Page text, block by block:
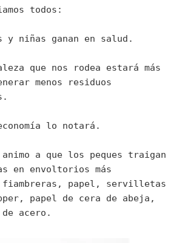
todos:
y niñas ganan en salud.
que nos rodea estará más
menos residuos
lo notará.
animo a que los peques traigan
en envoltorios más
fiambreras, papel, servilletas
papel de cera de abeja,
acero.